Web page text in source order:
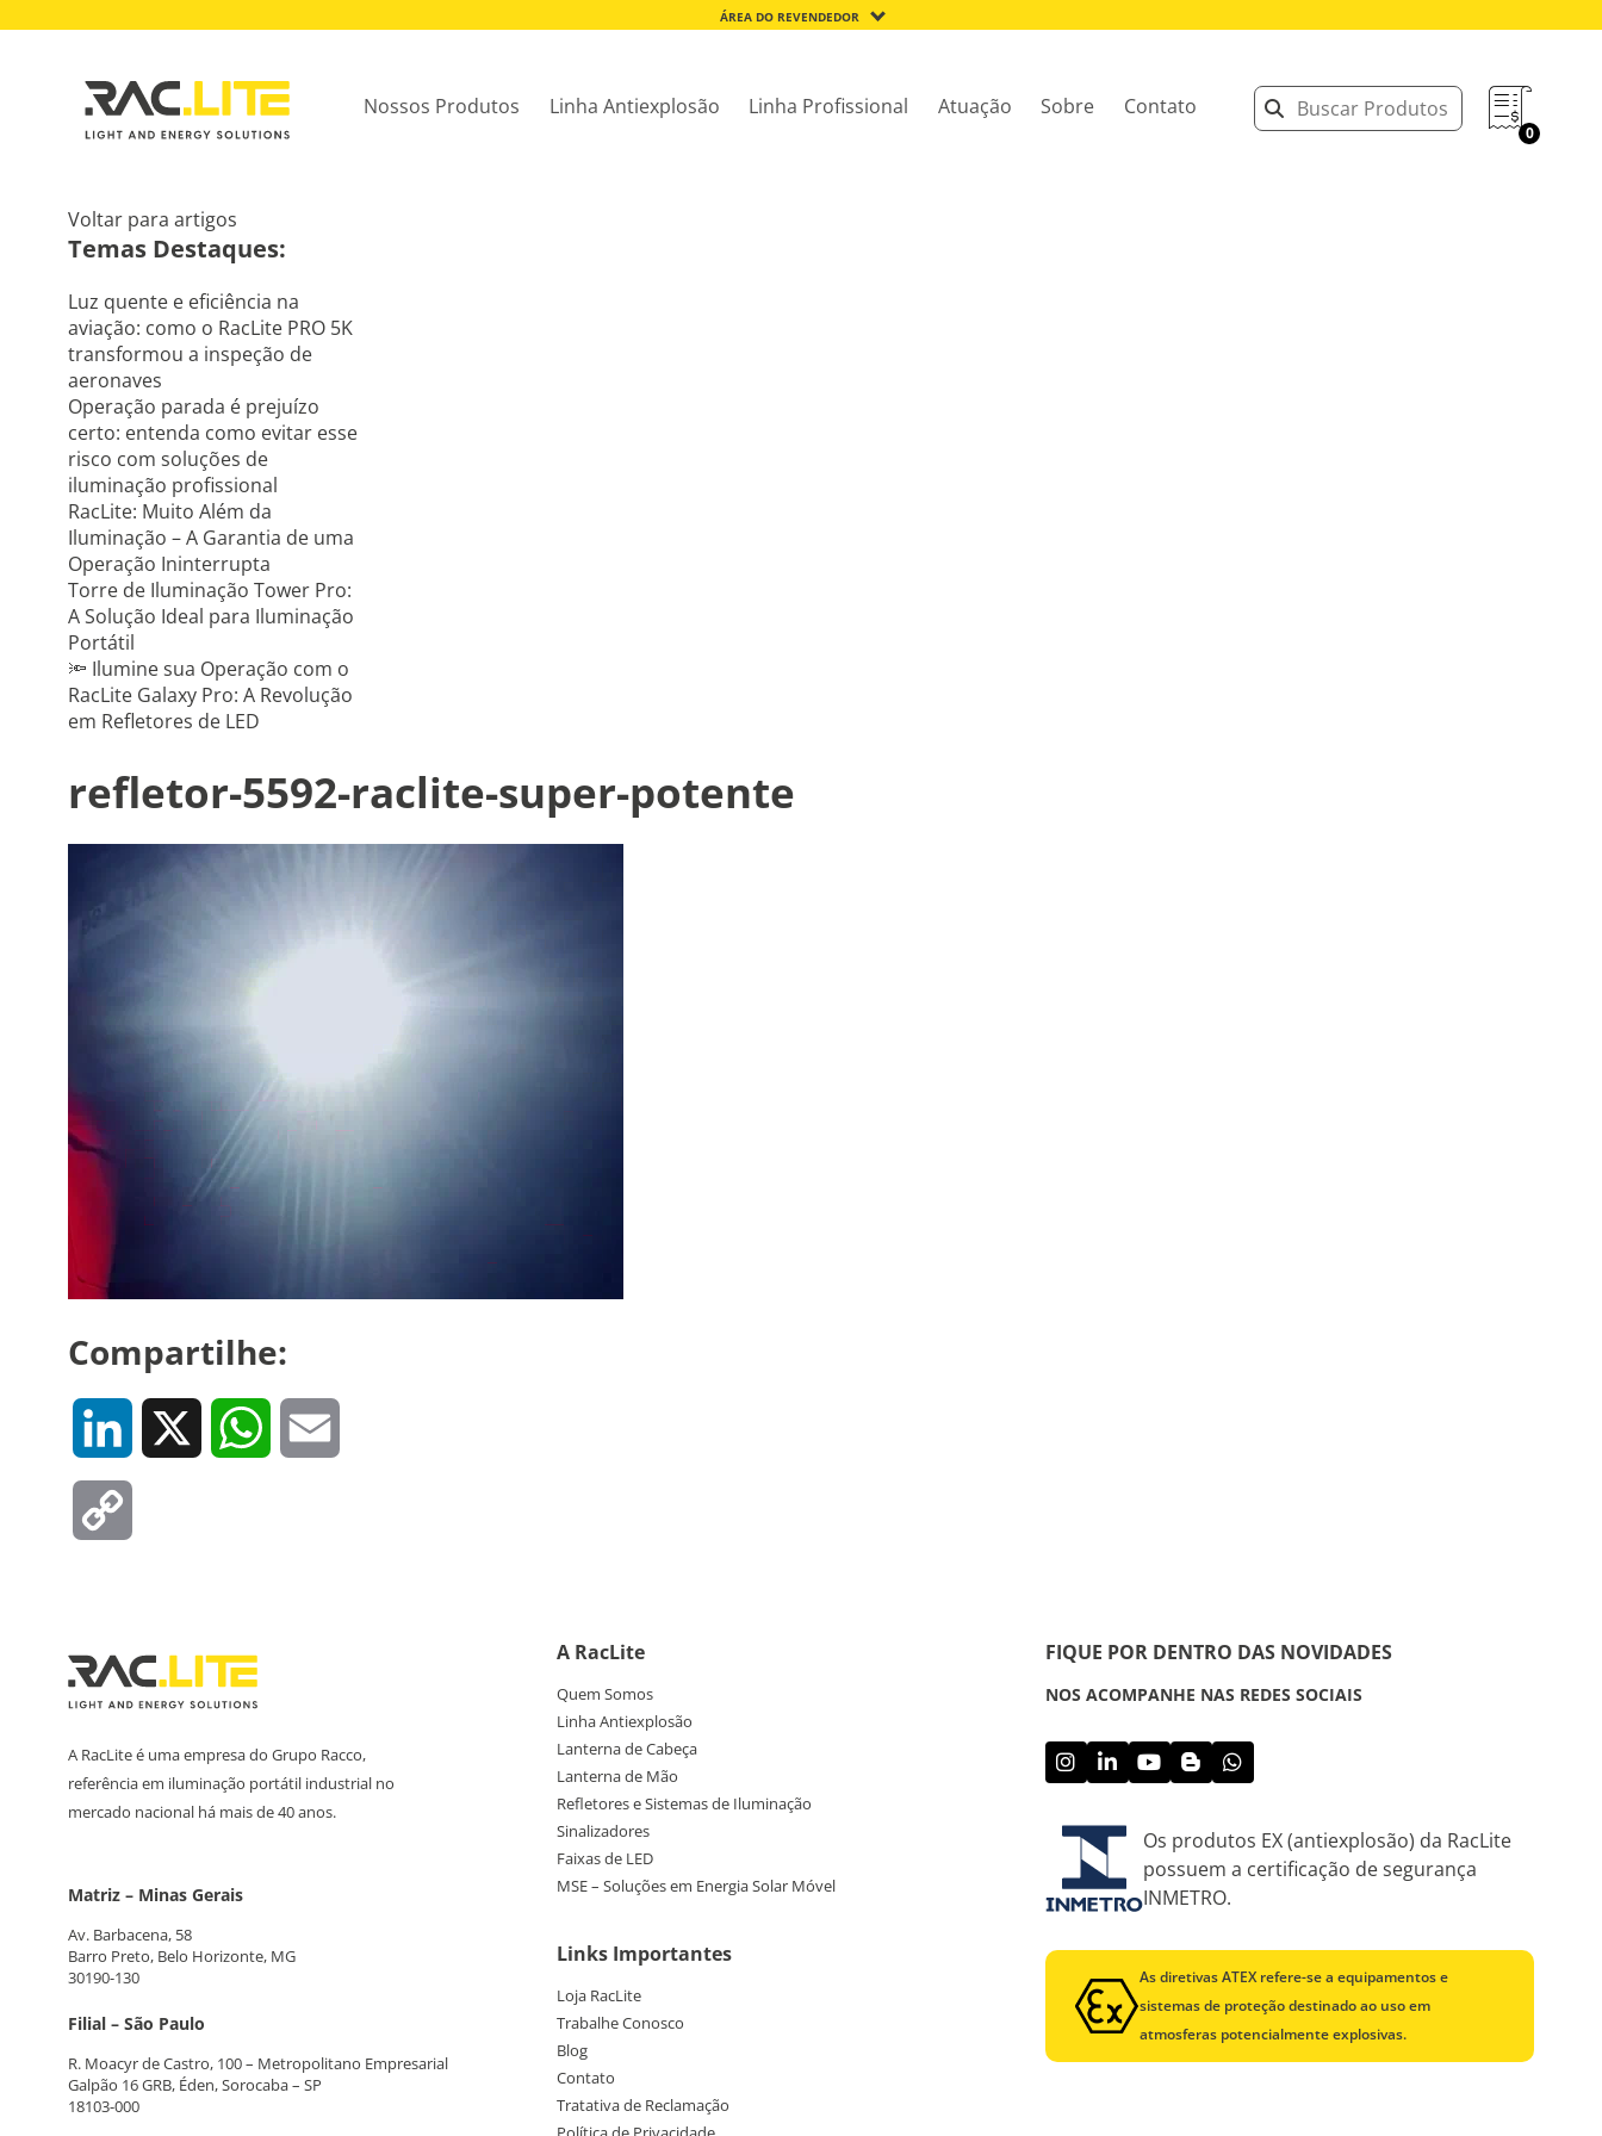
ÁREA DO REVENDEDOR
Nossos Produtos Linha Antiexplosão Linha Profissional Atuação Sobre Contato
0
Voltar para artigos
Temas Destaques:
Luz quente e eficiência na
aviação: como o RacLite PRO 5K
transformou a inspeção de
aeronaves
Operação parada é prejuízo
certo: entenda como evitar esse
risco com soluções de
iluminação profissional
RacLite: Muito Além da
Iluminação – A Garantia de uma
Operação Ininterrupta
Torre de Iluminação Tower Pro:
A Solução Ideal para Iluminação
Portátil
🔦 Ilumine sua Operação com o
RacLite Galaxy Pro: A Revolução
em Refletores de LED
refletor-5592-raclite-super-potente
Compartilhe:
LinkedIn WhatsApp
A RacLite é uma empresa do Grupo Racco,
referência em iluminação portátil industrial no
mercado nacional há mais de 40 anos.
Matriz – Minas Gerais
Av. Barbacena, 58
Barro Preto, Belo Horizonte, MG
30190-130
Filial – São Paulo
R. Moacyr de Castro, 100 – Metropolitano Empresarial
Galpão 16 GRB, Éden, Sorocaba – SP
18103-000
A RacLite
Quem Somos
Linha Antiexplosão
Lanterna de Cabeça
Lanterna de Mão
Refletores e Sistemas de Iluminação
Sinalizadores
Faixas de LED
MSE – Soluções em Energia Solar Móvel
Links Importantes
Loja RacLite
Trabalhe Conosco
Blog
Contato
Tratativa de Reclamação
FIQUE POR DENTRO DAS NOVIDADES
NOS ACOMPANHE NAS REDES SOCIAIS
Os produtos EX (antiexplosão) da RacLite
possuem a certificação de segurança
INMETRO.
As diretivas ATEX refere-se a equipamentos e
sistemas de proteção destinado ao uso em
atmosferas potencialmente explosivas.